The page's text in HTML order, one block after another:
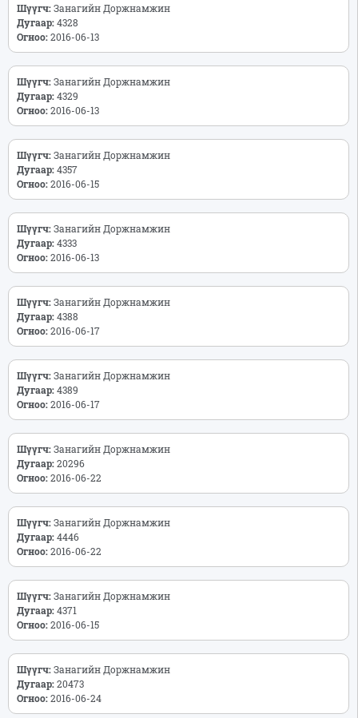
Шүүгч:Занагийн Доржнамжин
Дугаар:4328
Огноо:2016-06-13
Шүүгч:Занагийн Доржнамжин
Дугаар:4329
Огноо:2016-06-13
Шүүгч:Занагийн Доржнамжин
Дугаар:4357
Огноо:2016-06-15
Шүүгч:Занагийн Доржнамжин
Дугаар:4333
Огноо:2016-06-13
Шүүгч:Занагийн Доржнамжин
Дугаар:4388
Огноо:2016-06-17
Шүүгч:Занагийн Доржнамжин
Дугаар:4389
Огноо:2016-06-17
Шүүгч:Занагийн Доржнамжин
Дугаар:20296
Огноо:2016-06-22
Шүүгч:Занагийн Доржнамжин
Дугаар:4446
Огноо:2016-06-22
Шүүгч:Занагийн Доржнамжин
Дугаар:4371
Огноо:2016-06-15
Шүүгч:Занагийн Доржнамжин
Дугаар:20473
Огноо:2016-06-24